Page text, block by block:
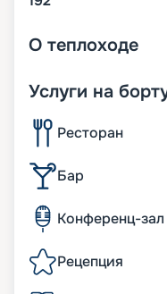
О теплоходе
Услуги на
Ресторан
Бар
Конференц-зал
Рецепция